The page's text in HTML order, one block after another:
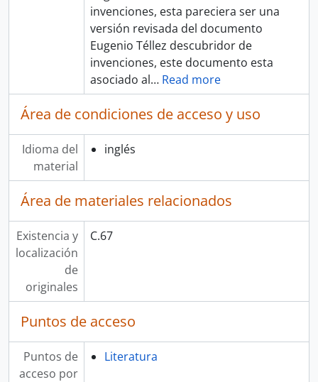
invenciones, esta pareciera ser una
versión revisada del documento
Eugenio Téllez descubridor de
invenciones, este documento esta
asociado al… Read more
Área de condiciones de acceso y uso
Idioma del
material
inglés
Área de materiales relacionados
Existencia y
localización
de
originales
C.67
Puntos de acceso
Puntos de
acceso por
Literatura